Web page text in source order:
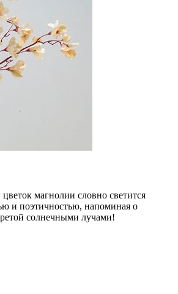
магнолии словно светится
и поэтичностью, напоминая о
солнечными лучами!